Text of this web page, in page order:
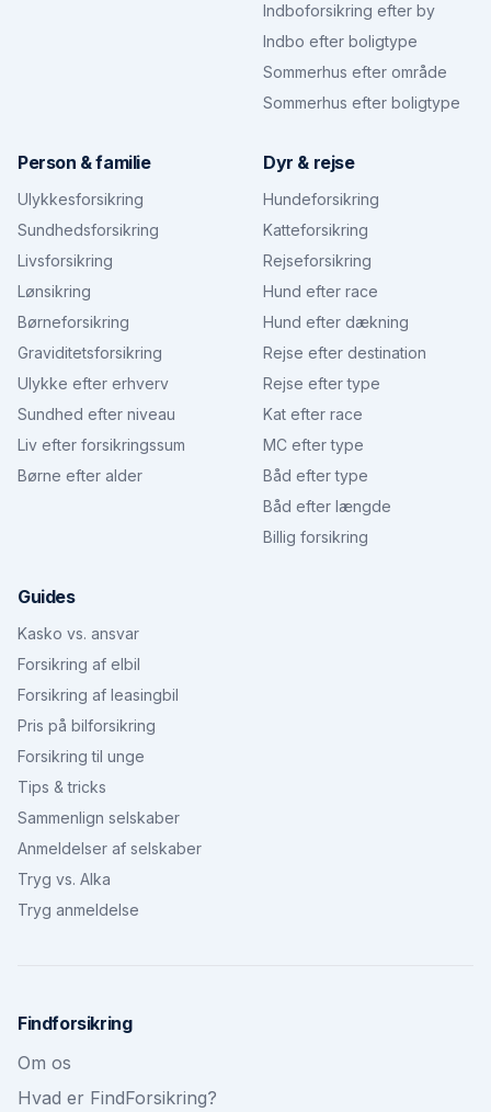
Indboforsikring efter by
Indbo efter boligtype
Sommerhus efter område
Sommerhus efter boligtype
Person & familie
Ulykkesforsikring
Sundhedsforsikring
Livsforsikring
Lønsikring
Børneforsikring
Graviditetsforsikring
Ulykke efter erhverv
Sundhed efter niveau
Liv efter forsikringssum
Børne efter alder
Dyr & rejse
Hundeforsikring
Katteforsikring
Rejseforsikring
Hund efter race
Hund efter dækning
Rejse efter destination
Rejse efter type
Kat efter race
MC efter type
Båd efter type
Båd efter længde
Billig forsikring
Guides
Kasko vs. ansvar
Forsikring af elbil
Forsikring af leasingbil
Pris på bilforsikring
Forsikring til unge
Tips & tricks
Sammenlign selskaber
Anmeldelser af selskaber
Tryg vs. Alka
Tryg anmeldelse
Findforsikring
Om os
Hvad er FindForsikring?